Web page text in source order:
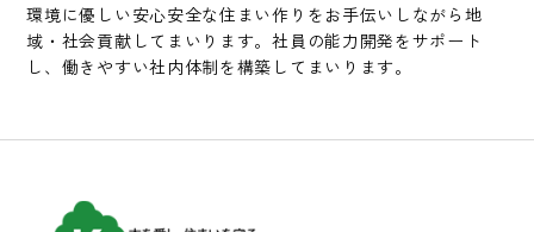
環境に優しい安心安全な住まい作りをお手伝いしながら地
域・社会貢献してまいります。社員の能力開発をサポート
し、働きやすい社内体制を構築してまいります。